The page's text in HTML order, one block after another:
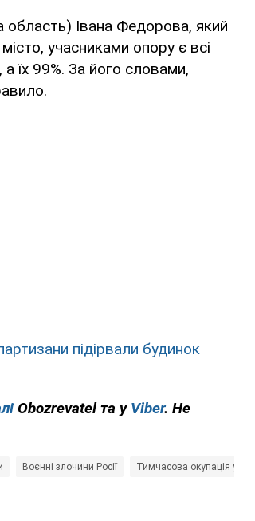
область) Івана Федорова, який
учасниками опору є всі
а їх 99%. За його словами,
підірвали будинок
Obozrevatel та у Viber. Не
Воєнні злочини Росії Тимчасова окупація